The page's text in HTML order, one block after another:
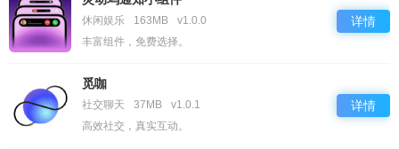
休闲娱乐 163MB
v1.0.0
丰富组件，免费选择。
详情
觅咖
社交聊天 37MB
v1.0.1
高效社交，真实互动。
详情